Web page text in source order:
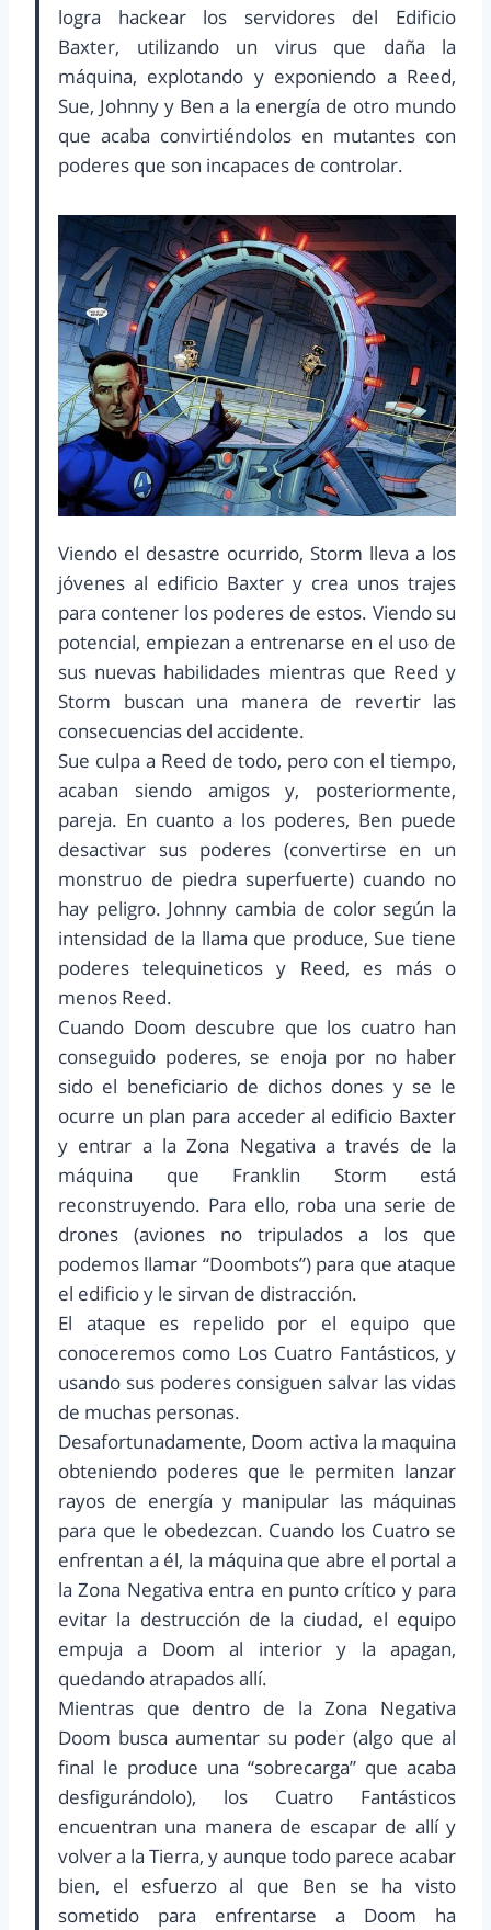
logra hackear los servidores del Edificio
Baxter, utilizando un virus que daña la
máquina, explotando y exponiendo a Reed,
Sue, Johnny y Ben a la energía de otro mundo
que acaba convirtiéndolos en mutantes con
poderes que son incapaces de controlar.
Viendo el desastre ocurrido, Storm lleva a los
jóvenes al edificio Baxter y crea unos trajes
para contener los poderes de estos. Viendo su
potencial, empiezan a entrenarse en el uso de
sus nuevas habilidades mientras que Reed y
Storm buscan una manera de revertir las
consecuencias del accidente.
Sue culpa a Reed de todo, pero con el tiempo,
acaban siendo amigos y, posteriormente,
pareja. En cuanto a los poderes, Ben puede
desactivar sus poderes (convertirse en un
monstruo de piedra superfuerte) cuando no
hay peligro. Johnny cambia de color según la
intensidad de la llama que produce, Sue tiene
poderes telequineticos y Reed, es más o
menos Reed.
Cuando Doom descubre que los cuatro han
conseguido poderes, se enoja por no haber
sido el beneficiario de dichos dones y se le
ocurre un plan para acceder al edificio Baxter
y entrar a la Zona Negativa a través de la
máquina que Franklin Storm está
reconstruyendo. Para ello, roba una serie de
drones (aviones no tripulados a los que
podemos llamar “Doombots”) para que ataque
el edificio y le sirvan de distracción.
El ataque es repelido por el equipo que
conoceremos como Los Cuatro Fantásticos, y
usando sus poderes consiguen salvar las vidas
de muchas personas.
Desafortunadamente, Doom activa la maquina
obteniendo poderes que le permiten lanzar
rayos de energía y manipular las máquinas
para que le obedezcan. Cuando los Cuatro se
enfrentan a él, la máquina que abre el portal a
la Zona Negativa entra en punto crítico y para
evitar la destrucción de la ciudad, el equipo
empuja a Doom al interior y la apagan,
quedando atrapados allí.
Mientras que dentro de la Zona Negativa
Doom busca aumentar su poder (algo que al
final le produce una “sobrecarga” que acaba
desfigurándolo), los Cuatro Fantásticos
encuentran una manera de escapar de allí y
volver a la Tierra, y aunque todo parece acabar
bien, el esfuerzo al que Ben se ha visto
sometido para enfrentarse a Doom ha